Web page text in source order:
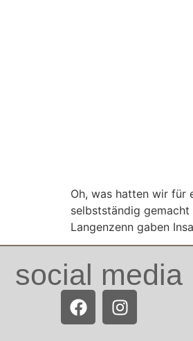
Oh, was hatten wir für
selbstständig
Langenzenn gaben
social media